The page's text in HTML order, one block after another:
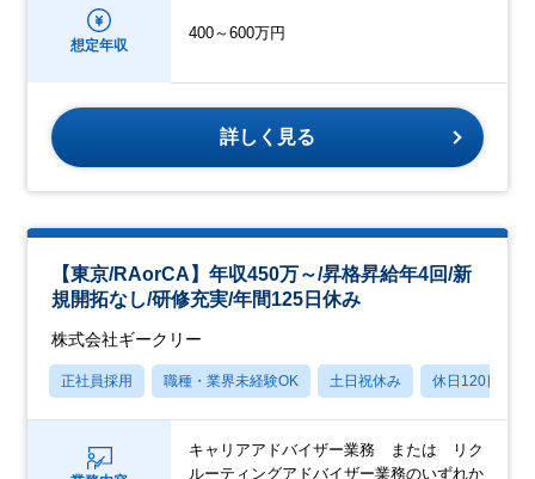
想定年収
400～600万円
詳しく見る
【東京/RAorCA】年収450万～/昇格昇給年4回/新
規開拓なし/研修充実/年間125日休み
株式会社ギークリー
正社員採用 職種・業界未経験OK 土日祝休み 休日120日以上
キャリアアドバイザー業務 または リク
ルーティングアドバイザー業務のいずれか